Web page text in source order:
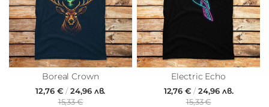
Boreal Crown
12,76 € /24,96 лв.
15,33 €
Electric Echo
12,76 €/24,96 лв.
15,33 €